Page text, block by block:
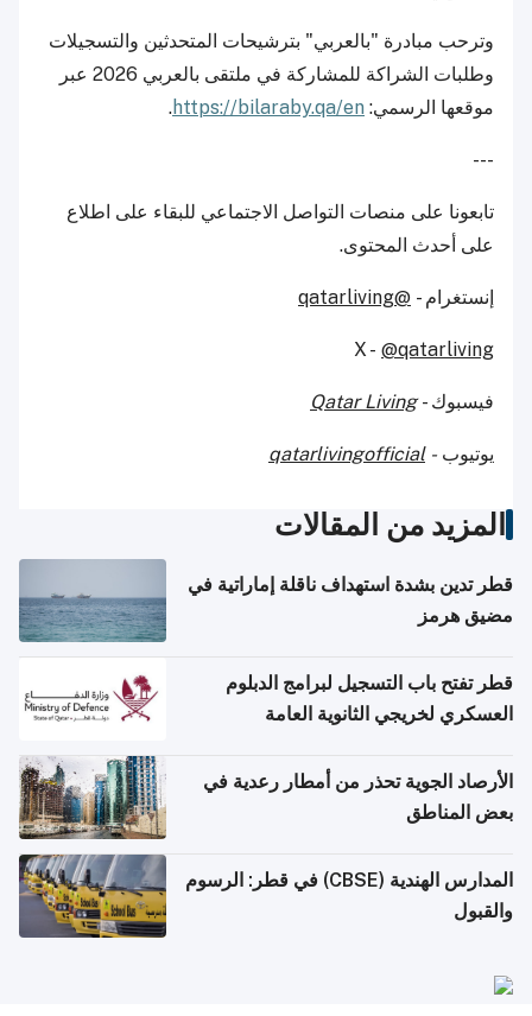
وترحب مبادرة "بالعربي" بترشيحات المتحدثين والتسجيلات
وطلبات الشراكة للمشاركة في ملتقى بالعربي 2026 عبر
موقعها الرسمي: https://bilaraby.qa/en
.
---
تابعونا على منصات التواصل الاجتماعي للبقاء على اطلاع
على أحدث المحتوى.
إنستغرام - @qatarliving
X - @qatarliving
فيسبوك -Qatar Living
يوتيوب -
qatarlivingofficial
المزيد من المقالات
قطر تدين بشدة استهداف ناقلة إماراتية في
مضيق هرمز
قطر تفتح باب التسجيل لبرامج الدبلوم
العسكري لخريجي الثانوية العامة
الأرصاد الجوية تحذر من أمطار رعدية في
بعض المناطق
المدارس الهندية (CBSE) في قطر: الرسوم
والقبول